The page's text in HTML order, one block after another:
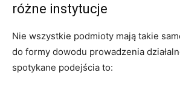
różne instytucje
Nie wszystkie podmioty mają takie
do formy dowodu prowadzenia
spotykane podejścia to: